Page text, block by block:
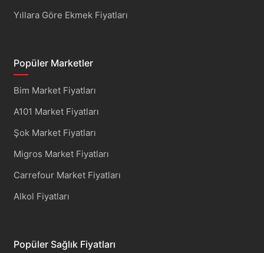
Yıllara Göre Ekmek Fiyatları
Popüler Marketler
Bim Market Fiyatları
A101 Market Fiyatları
Şok Market Fiyatları
Migros Market Fiyatları
Carrefour Market Fiyatları
Alkol Fiyatları
Popüler Sağlık Fiyatları